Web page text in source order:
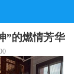
”的燃情芳华